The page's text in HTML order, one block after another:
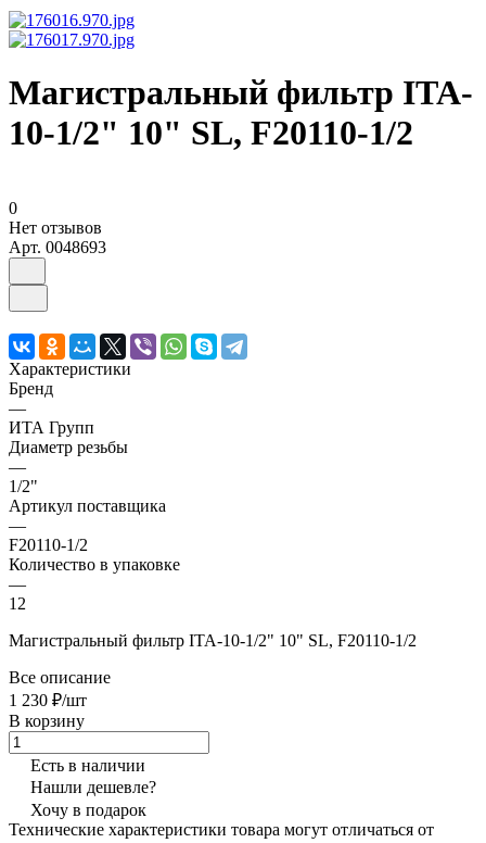
Магистральный фильтр ITA-
10-1/2" 10" SL, F20110-1/2
0
Нет отзывов
Арт. 0048693
Характеристики
Бренд
—
ИТА Групп
Диаметр резьбы
—
1/2"
Артикул поставщика
—
F20110-1/2
Количество в упаковке
—
12
Магистральный фильтр ITA-10-1/2" 10" SL, F20110-1/2
Все описание
1 230 ₽/шт
В корзину
Есть в наличии
Нашли дешевле?
Хочу в подарок
Технические характеристики товара могут отличаться от